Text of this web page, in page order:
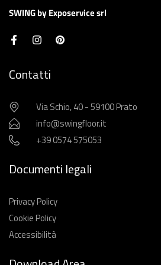
SWING by Exposervice srl
Contatti
Via Schio, 40 - 59100 Prato
info@swingfloor.it
+39 0574 575053
Documenti legali
Privacy Policy
Cookie Policy
Accessibilità